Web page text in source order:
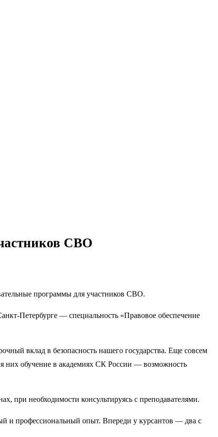
СВО
программы для участников СВО.
Петербурге — специальность «Правовое обеспечение
вклад в безопасность нашего государства. Еще совсем
них обучение в академиях СК России — возможность
при необходимости консультируясь с преподавателями.
и профессиональный опыт. Впереди у курсантов — два с